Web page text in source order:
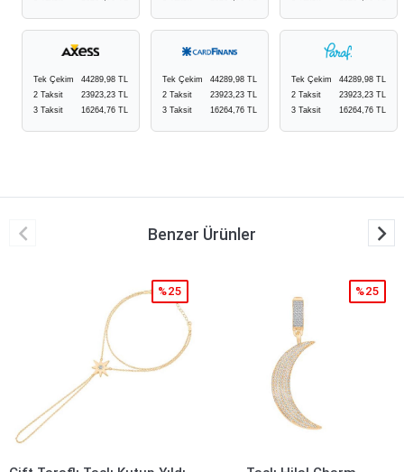
Tek Çekim
44289,98 TL
2 Taksit
23923,23 TL
3 Taksit
16264,76 TL
Tek Çekim
44289,98 TL
2 Taksit
23923,23 TL
3 Taksit
16264,76 TL
Tek Çekim
44289,98 TL
2 Taksit
23923,23 TL
3 Taksit
16264,76 TL
Benzer Ürünler
%25 %25